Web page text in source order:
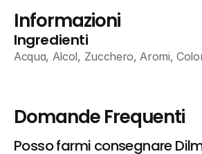
Informazioni
Ingredienti
Acqua, Alcol, Zucchero, Aromi,
Domande Frequenti
Posso farmi consegnare